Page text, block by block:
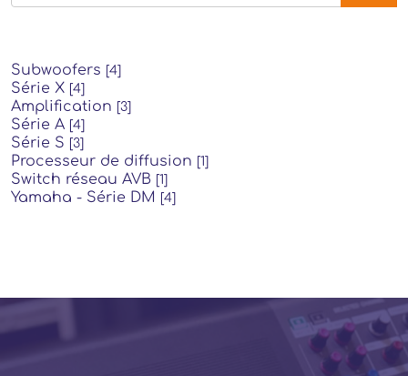
Subwoofers [4]
Série X [4]
Amplification [3]
Série A [4]
Série S [3]
Processeur de diffusion [1]
Switch réseau AVB [1]
Yamaha - Série DM [4]